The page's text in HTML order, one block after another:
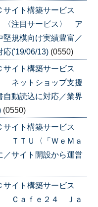
イト構築サービス
〈注目サービス〉 ア
規模向け実績豊富／
応('19/06/13) (0550)
イト構築サービス
ネットショップ支援
自動読込に対応／業界
(0550)
イト構築サービス
ＴＴＵ〈「ＷｅＭａ
／サイト開設から運営
イト構築サービス
Ｃａｆｅ２４ Ｊａ